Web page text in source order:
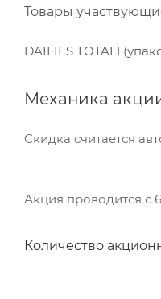
Товары
DAILIES TOTAL1
Механика
Скидка считается
Акция проводится с
Количество